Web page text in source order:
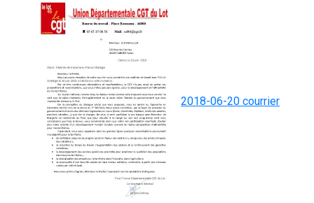
2018-06-20 courrier